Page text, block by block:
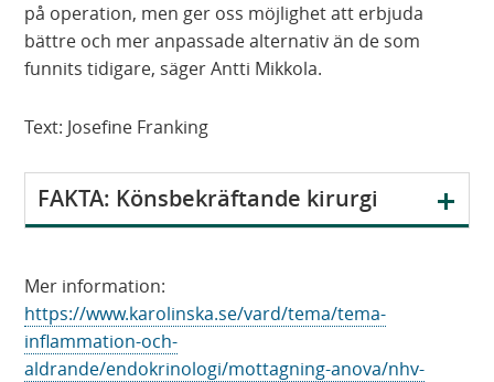
på operation, men ger oss möjlighet att erbjuda
bättre och mer anpassade alternativ än de som
funnits tidigare, säger Antti Mikkola.
Text: Josefine Franking
V
i
a
FAKTA: Könsbekräftande kirurgi
Mer information:
https://www.karolinska.se/vard/tema/tema-
inflammation-och-
aldrande/endokrinologi/mottagning-anova/nhv-